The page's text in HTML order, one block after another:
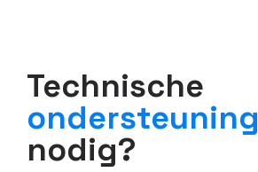
Technische
ondersteuning
nodig?